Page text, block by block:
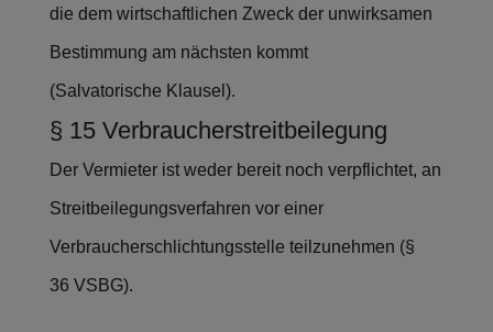
die dem wirtschaftlichen Zweck der unwirksamen
Bestimmung am nächsten kommt
(Salvatorische Klausel).
§ 15 Verbraucherstreitbeilegung
Der Vermieter ist weder bereit noch verpflichtet, an
Streitbeilegungsverfahren vor einer
Verbraucherschlichtungsstelle teilzunehmen (§
36 VSBG).